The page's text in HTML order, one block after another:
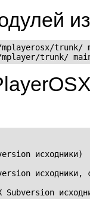
trunk/
исходники)
исходники,